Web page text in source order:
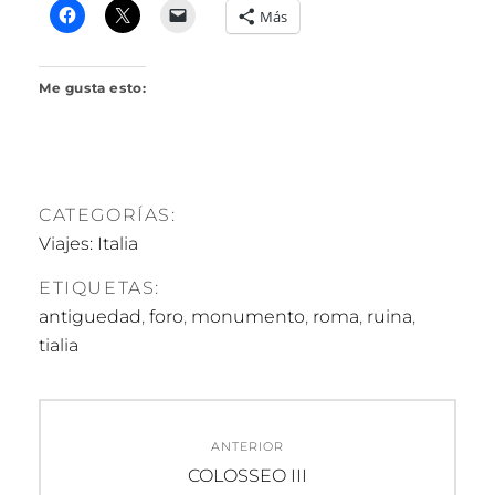
R
I
Más
Me gusta esto:
CATEGORÍAS:
Viajes: Italia
ETIQUETAS:
antiguedad, foro, monumento, roma, ruina,
tialia
ANTERIOR
Entrada
COLOSSEO III